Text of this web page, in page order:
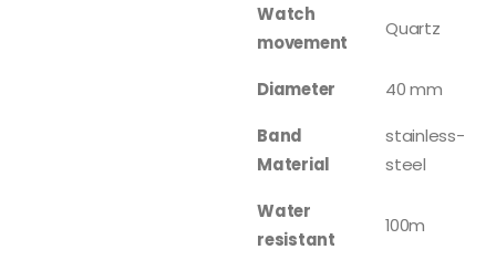
Watch
movement
Quartz
Diameter
40 mm
Band
Material
stainless-
steel
Water
resistant
100m